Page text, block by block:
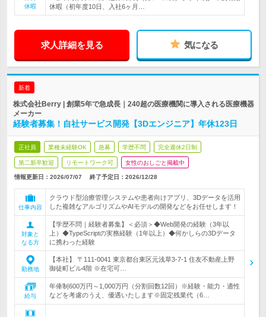
休暇
休暇（初年度10日、入社6ヶ月…
求人詳細を見る 気になる
新着
株式会社Berry | 創業5年で急成長｜240超の医療機関に導入される医療機器
メーカー
経験者募集！自社サービス開発【3Dエンジニア】年休123日
正社員 業種未経験OK 急募 学歴不問 完全週休2日制
第二新卒歓迎 リモートワーク可 女性のおしごと掲載中
情報更新日：2026/07/07 終了予定日： 2026/12/28
仕事内容
クラウド型治療管理システムや患者向けアプリ、3Dデータを活用
した複雑なアルゴリズムやAIモデルの開発などをお任せします！
対象と
なる方
【学歴不問｜経験者募集】＜必須＞◆Web開発の経験（3年以
上）◆TypeScriptの実務経験（1年以上）◆何かしらの3Dデータ
に携わった経験
勤務地
【本社】 〒111-0041 東京都台東区元浅草3-7-1 住友不動産上野
御徒町ビル4階 ※在宅可…
給与
年俸制600万円～1,000万円（分割回数12回）※経験・能力・適性
などを考慮のうえ、優遇いたします※固定残業代（6…